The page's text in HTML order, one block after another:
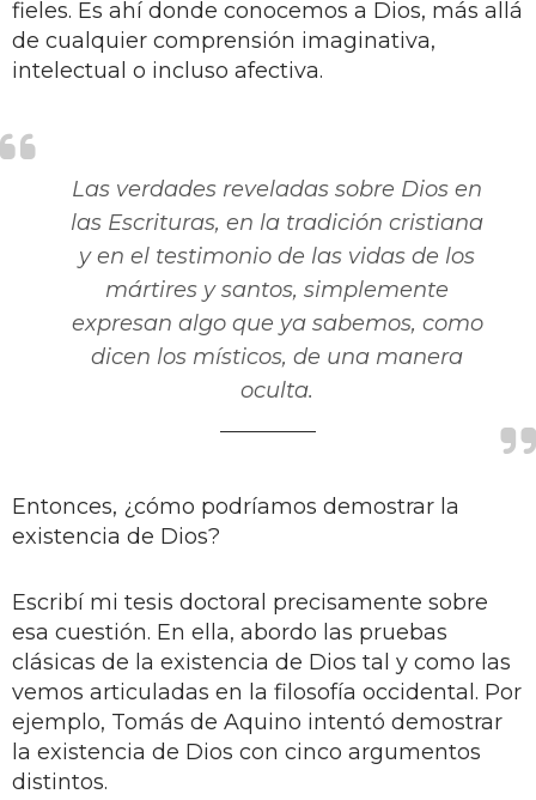
fieles. Es ahí donde conocemos a Dios, más allá
de cualquier comprensión imaginativa,
intelectual o incluso afectiva.
Las verdades reveladas sobre Dios en
las Escrituras, en la tradición cristiana
y en el testimonio de las vidas de los
mártires y santos, simplemente
expresan algo que ya sabemos, como
dicen los místicos, de una manera
oculta.
Entonces, ¿cómo podríamos demostrar la
existencia de Dios?
Escribí mi tesis doctoral precisamente sobre
esa cuestión. En ella, abordo las pruebas
clásicas de la existencia de Dios tal y como las
vemos articuladas en la filosofía occidental. Por
ejemplo, Tomás de Aquino intentó demostrar
la existencia de Dios con cinco argumentos
distintos.